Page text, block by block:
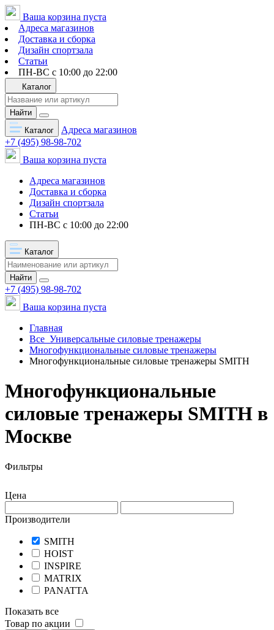
Ваша корзина пуста
Адреса магазинов
Доставка и сборка
Дизайн спортзала
Статьи
ПН-ВС с 10:00 до 22:00
Каталог
Найти
Каталог
Адреса магазинов
+7 (495) 98-98-702
Ваша корзина пуста
Адреса магазинов
Доставка и сборка
Дизайн спортзала
Статьи
ПН-ВС с 10:00 до 22:00
Каталог
Найти
+7 (495) 98-98-702
Ваша корзина пуста
Главная
Все Универсальные силовые тренажеры
Многофункциональные силовые тренажеры
Многофункциональные силовые тренажеры SMITH
Многофункциональные
силовые тренажеры SMITH в
Москве
Фильтры
Цена
Производители
SMITH
HOIST
INSPIRE
MATRIX
PANATTA
Показать все
Товар по акции